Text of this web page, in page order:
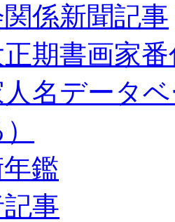
係新聞記事
期書画家
名データ
鑑
事